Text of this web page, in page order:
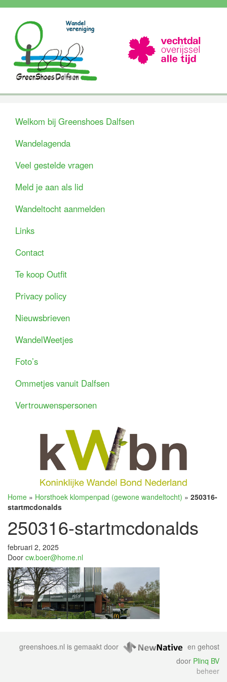
Welkom bij Greenshoes Dalfsen
Wandelagenda
Veel gestelde vragen
Meld je aan als lid
Wandeltocht aanmelden
Links
Contact
Te koop Outfit
Privacy policy
Nieuwsbrieven
WandelWeetjes
Foto’s
Ommetjes vanuit Dalfsen
Vertrouwenspersonen
Home » Horsthoek klompenpad (gewone wandeltocht) » 250316-
startmcdonalds
250316-startmcdonalds
februari 2, 2025
Door cw.boer@home.nl
greenshoes.nl is gemaakt door
en gehost
door Plinq BV
beheer